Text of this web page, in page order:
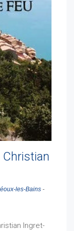
Christian
les-Bains -
Ingret-